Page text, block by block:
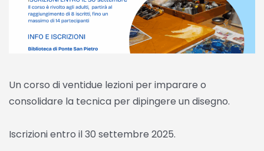
Un corso di ventidue lezioni per imparare o
consolidare la tecnica per dipingere un disegno.
Iscrizioni entro il 30 settembre 2025.